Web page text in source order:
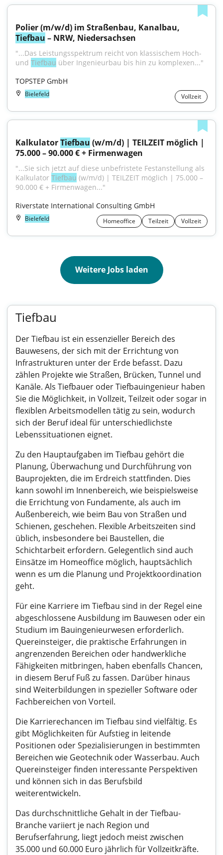
Tiefbau – NRW, Niedersachsen
"...Das Leistungsspektrum reicht von klassischem Hoch-
und Tiefbau über Ingenieurbau bis hin zu komplexen..."
TOPSTEP GmbH
Bielefeld Vollzeit
Kalkulator Tiefbau (w/m/d) | TEILZEIT möglich |
75.000 – 90.000 € + Firmenwagen
"...Sie sich jetzt auf diese unbefristete Festanstellung als
Kalkulator Tiefbau (w/m/d) | TEILZEIT möglich | 75.000 –
90.000 € + Firmenwagen..."
Riverstate International Consulting GmbH
Bielefeld Homeoffice Teilzeit Vollzeit
Weitere Jobs laden
Tiefbau
Der Tiefbau ist ein essenzieller Bereich des
Bauwesens, der sich mit der Errichtung von
Infrastrukturen unter der Erde befasst. Dazu
zählen Projekte wie Straßen, Brücken, Tunnel und
Kanäle. Als Tiefbauer oder Tiefbauingenieur haben
Sie die Möglichkeit, in Vollzeit, Teilzeit oder sogar in
flexiblen Arbeitsmodellen tätig zu sein, wodurch
sich der Beruf ideal für unterschiedlichste
Lebenssituationen eignet.
Zu den Hauptaufgaben im Tiefbau gehört die
Planung, Überwachung und Durchführung von
Bauprojekten, die im Erdreich stattfinden. Dies
kann sowohl im Innenbereich, wie beispielsweise
die Errichtung von Fundamente, als auch im
Außenbereich, wie beim Bau von Straßen und
Schienen, geschehen. Flexible Arbeitszeiten sind
üblich, insbesondere bei Baustellen, die
Schichtarbeit erfordern. Gelegentlich sind auch
Einsätze im Homeoffice möglich, hauptsächlich
wenn es um die Planung und Projektkoordination
geht.
Für eine Karriere im Tiefbau sind in der Regel eine
abgeschlossene Ausbildung im Bauwesen oder ein
Studium im Bauingenieurwesen erforderlich.
Quereinsteiger, die praktische Erfahrungen in
angrenzenden Bereichen oder handwerkliche
Fähigkeiten mitbringen, haben ebenfalls Chancen,
in diesem Beruf Fuß zu fassen. Darüber hinaus
sind Weiterbildungen in spezieller Software oder
Fachbereichen von Vorteil.
Die Karrierechancen im Tiefbau sind vielfältig. Es
gibt Möglichkeiten für Aufstieg in leitende
Positionen oder Spezialisierungen in bestimmten
Bereichen wie Geotechnik oder Wasserbau. Auch
Quereinsteiger finden interessante Perspektiven
und können sich in das Berufsbild
weiterentwickeln.
Das durchschnittliche Gehalt in der Tiefbau-
Branche variiert je nach Region und
Berufserfahrung, liegt jedoch meist zwischen
35.000 und 60.000 Euro jährlich für Vollzeitkräfte.